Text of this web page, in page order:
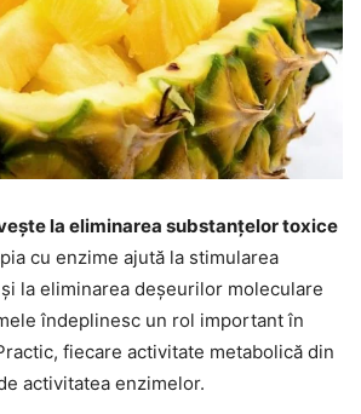
la eliminarea substanțelor toxice
cu enzime ajută la stimularea
la eliminarea deșeurilor moleculare
îndeplinesc un rol important în
fiecare activitate metabolică din
activitatea enzimelor.